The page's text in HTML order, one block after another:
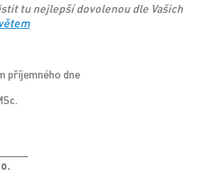
tu nejlepší dovolenou dle Vašich
příjemného dne